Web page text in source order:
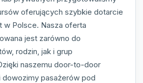
oferujących szybkie dotarcie
w Polsce. Nasza oferta
jest zarówno do
rodzin, jak i grup
naszemu door-to-door
pasażerów pod